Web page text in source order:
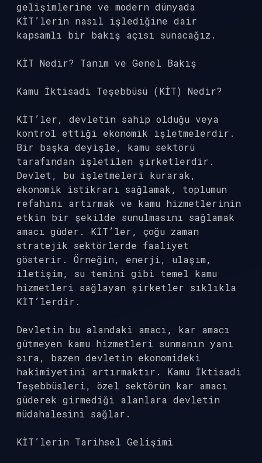
gelişimlerine ve modern dünyada
KİT’lerin nasıl işlediğine dair
kapsamlı bir bakış açısı sunacağız.
KİT Nedir? Tanım ve Genel Bakış
Kamu İktisadi Teşebbüsü (KİT) Nedir?
KİT’ler, devletin sahip olduğu veya
kontrol ettiği ekonomik işletmelerdir.
Bir başka deyişle, kamu sektörü
tarafından işletilen şirketlerdir.
Devlet, bu işletmeleri kurarak,
ekonomik istikrarı sağlamak, toplumun
refahını artırmak ve kamu hizmetlerinin
etkin bir şekilde sunulmasını sağlamak
amacı güder. KİT’ler, çoğu zaman
stratejik sektörlerde faaliyet
gösterir. Örneğin, enerji, ulaşım,
iletişim, su temini gibi temel kamu
hizmetleri sağlayan şirketler sıklıkla
KİT’lerdir.
Devletin bu alandaki amacı, kar amacı
gütmeyen kamu hizmetleri sunmanın yanı
sıra, bazen devletin ekonomideki
hakimiyetini artırmaktır. Kamu İktisadi
Teşebbüsleri, özel sektörün kar amacı
güderek girmediği alanlara devletin
müdahalesini sağlar.
KİT’lerin Tarihsel Gelişimi